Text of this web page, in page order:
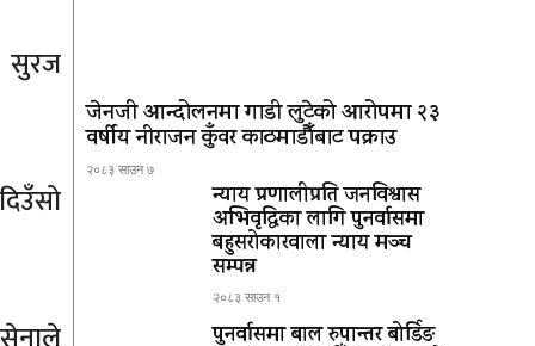
सुरज
जेनजी आन्दोलनमा गाडी लुटेको आरोपमा २३
वर्षीय नीराजन कुँवर काठमाडौँबाट पक्राउ
२०८३ साउन ७
न्याय प्रणालीप्रति जनविश्वास
अभिवृद्धिका लागि पुनर्वासमा
बहुसरोकारवाला न्याय मञ्च
सम्पन्न
२०८३ साउन १
पुनर्वासमा बाल रुपान्तर बोर्डिङ